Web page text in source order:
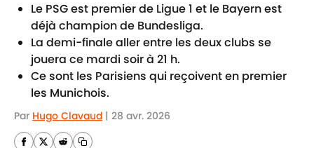
Le PSG est premier de Ligue 1 et le Bayern est
déjà champion de Bundesliga.
La demi-finale aller entre les deux clubs se
jouera ce mardi soir à 21 h.
Ce sont les Parisiens qui reçoivent en premier
les Munichois.
Par Hugo Clavaud | 28 avr. 2026